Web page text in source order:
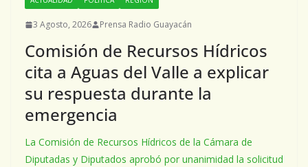
3 Agosto, 2026 Prensa Radio Guayacán
Comisión de Recursos Hídricos
cita a Aguas del Valle a explicar
su respuesta durante la
emergencia
La Comisión de Recursos Hídricos de la Cámara de
Diputadas y Diputados aprobó por unanimidad la solicitud